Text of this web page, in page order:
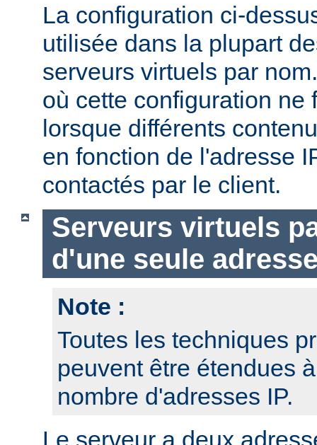
La configuration ci-
utilisée dans la plupart
serveurs virtuels par
où cette configuration ne
lorsque différents
en fonction de l'adresse
contactés par le client.
Serveurs virtuels
d'une seule
Note :
Toutes les techniques
peuvent être étendues
nombre d'adresses IP.
Le serveur a deux